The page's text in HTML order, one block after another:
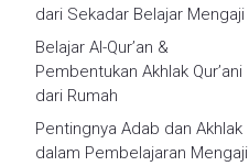
dari Sekadar Belajar Mengaji
Belajar Al-Qur’an &
Pembentukan Akhlak Qur’ani
dari Rumah
Pentingnya Adab dan Akhlak
dalam Pembelajaran Mengaji